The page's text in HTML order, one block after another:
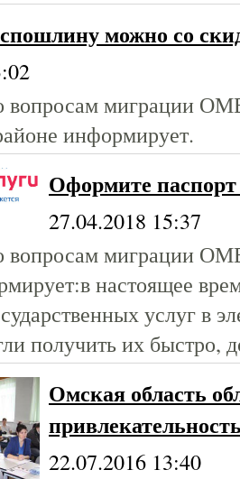
можно со
вопросам миграции
информирует.
Оформите
27.04.2018 15:37
вопросам миграции
настоящее
услуг в
получить их быстро,
Омская область
22.07.2016 13:40